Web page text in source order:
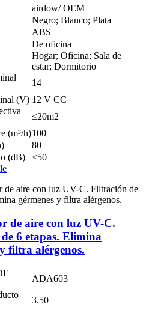
airdow/ OEM
Negro; Blanco; Plata
ABS
De oficina
Hogar; Oficina; Sala de
estar; Dormitorio
14
(V) 12 V CC
≤20m2
(m³/h)100
80
(dB)
≤50
de aire con luz UV-C.
6 etapas. Elimina
filtra alérgenos.
ADA603
3.50